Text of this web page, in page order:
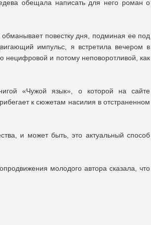
обещала написать для него роман о
повестку дня, подминая ее под
импульс, я встретила вечером в
нецифровой и потому неповоротливой, как
«Чужой язык», о которой на сайте
к сюжетам насилия в отстраненном
и может быть, это актуальный способ
молодого автора сказала, что